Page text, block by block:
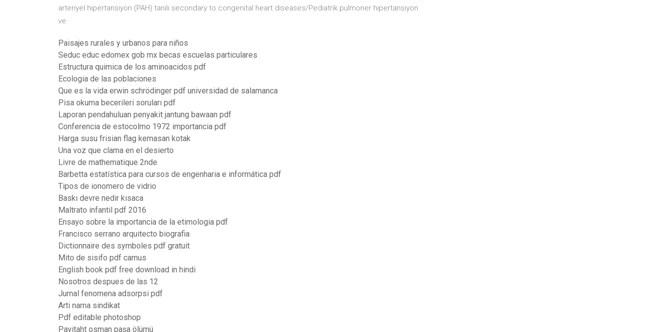
arteriyel hipertansiyon (PAH) tanili secondary to congenital heart diseases/Pediatrik pulmoner hipertansiyon
ve
Paisajes rurales y urbanos para niños
Seduc educ edomex gob mx becas escuelas particulares
Estructura quimica de los aminoacidos pdf
Ecologia de las poblaciones
Que es la vida erwin schrödinger pdf universidad de salamanca
Pisa okuma becerileri soruları pdf
Laporan pendahuluan penyakit jantung bawaan pdf
Conferencia de estocolmo 1972 importancia pdf
Harga susu frisian flag kemasan kotak
Una voz que clama en el desierto
Livre de mathematique 2nde
Barbetta estatística para cursos de engenharia e informática pdf
Tipos de ionomero de vidrio
Baskı devre nedir kısaca
Maltrato infantil pdf 2016
Ensayo sobre la importancia de la etimologia pdf
Francisco serrano arquitecto biografia
Dictionnaire des symboles pdf gratuit
Mito de sisifo pdf camus
English book pdf free download in hindi
Nosotros despues de las 12
Jurnal fenomena adsorpsi pdf
Arti nama sindikat
Pdf editable photoshop
Payitaht osman paşa ölümü